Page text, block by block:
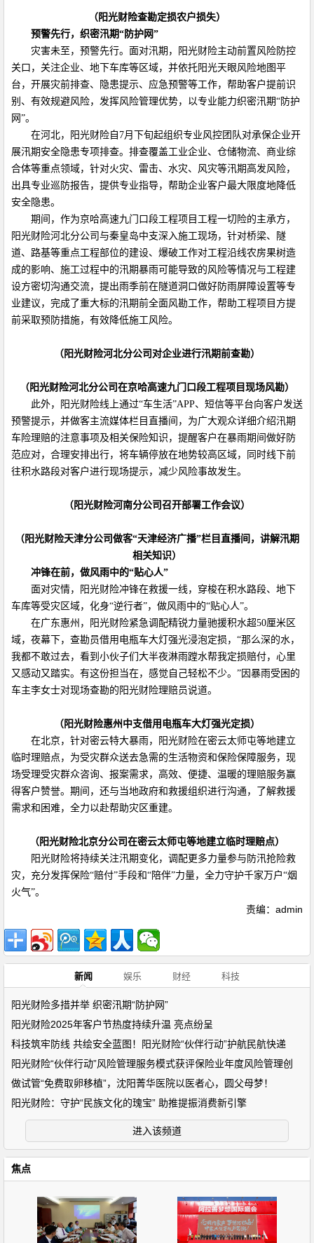
（阳光财险查勘定损农户损失）
预警先行，织密汛期“防护网”
灾害未至，预警先行。面对汛期，阳光财险主动前置风险防控
关口，关注企业、地下车库等区域，并依托阳光天眼风险地图平
台，开展灾前排查、隐患提示、应急预警等工作，帮助客户提前识
别、有效规避风险，发挥风险管理优势，以专业能力织密汛期“防护
网”。
在河北，阳光财险自7月下旬起组织专业风控团队对承保企业开
展汛期安全隐患专项排查。排查覆盖工业企业、仓储物流、商业综
合体等重点领域，针对火灾、雷击、水灾、风灾等汛期高发风险，
出具专业巡防报告，提供专业指导，帮助企业客户最大限度地降低
安全隐患。
期间，作为京哈高速九门口段工程项目工程一切险的主承方，
阳光财险河北分公司与秦皇岛中支深入施工现场，针对桥梁、隧
道、路基等重点工程部位的建设、爆破工作对工程沿线农房果树造
成的影响、施工过程中的汛期暴雨可能导致的风险等情况与工程建
设方密切沟通交流，提出雨季前在隧道洞口做好防雨屏障设置等专
业建议，完成了重大标的汛期前全面风勘工作，帮助工程项目方提
前采取预防措施，有效降低施工风险。
（阳光财险河北分公司对企业进行汛期前查勘）
（阳光财险河北分公司在京哈高速九门口段工程项目现场风勘）
此外，阳光财险线上通过“车生活”APP、短信等平台向客户发送
预警提示，并做客主流媒体栏目直播间，为广大观众详细介绍汛期
车险理赔的注意事项及相关保险知识，提醒客户在暴雨期间做好防
范应对，合理安排出行，将车辆停放在地势较高区域，同时线下前
往积水路段对客户进行现场提示，减少风险事故发生。
（阳光财险河南分公司召开部署工作会议）
（阳光财险天津分公司做客“天津经济广播”栏目直播间，讲解汛期
相关知识）
冲锋在前，做风雨中的“贴心人”
面对灾情，阳光财险冲锋在救援一线，穿梭在积水路段、地下
车库等受灾区域，化身“逆行者”，做风雨中的“贴心人”。
在广东惠州，阳光财险紧急调配精锐力量驰援积水超50厘米区
域，夜幕下，查勘员借用电瓶车大灯强光浸泡定损，“那么深的水，
我都不敢过去，看到小伙子们大半夜淋雨蹚水帮我定损赔付，心里
又感动又踏实。有这份担当在，感觉自己轻松不少。”因暴雨受困的
车主李女士对现场查勘的阳光财险理赔员说道。
（阳光财险惠州中支借用电瓶车大灯强光定损）
在北京，针对密云特大暴雨，阳光财险在密云太师屯等地建立
临时理赔点，为受灾群众送去急需的生活物资和保险保障服务，现
场受理受灾群众咨询、报案需求，高效、便捷、温暖的理赔服务赢
得客户赞誉。期间，还与当地政府和救援组织进行沟通，了解救援
需求和困难，全力以赴帮助灾区重建。
（阳光财险北京分公司在密云太师屯等地建立临时理赔点）
阳光财险将持续关注汛期变化，调配更多力量参与防汛抢险救
灾，充分发挥保险“赔付”手段和“陪伴”力量，全力守护千家万户“烟
火气”。
责编：admin
新闻 娱乐 财经 科技
阳光财险多措并举 织密汛期“防护网”
阳光财险2025年客户节热度持续升温 亮点纷呈
科技筑牢防线 共绘安全蓝图！阳光财险“伙伴行动”护航民航快递
阳光财险“伙伴行动”风险管理服务模式获评保险业年度风险管理创
做试管“免费取卵移植”，沈阳菁华医院以医者心，圆父母梦！
阳光财险：守护“民族文化的瑰宝” 助推提振消费新引擎
进入该频道
焦点